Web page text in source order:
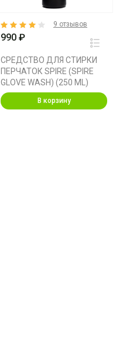
990 ₽
СРЕДСТВО ДЛЯ СТИРКИ
ПЕРЧАТОК SPIRE (SPIRE
GLOVE WASH) (250 ML)
9 отзывов
В корзину